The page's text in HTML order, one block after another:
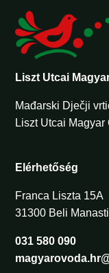
Liszt Utcai
Mađarski Dječji
Liszt Utcai Magyar
Elérhetőség
Franca Liszta 15A
31300 Beli
031 580 090